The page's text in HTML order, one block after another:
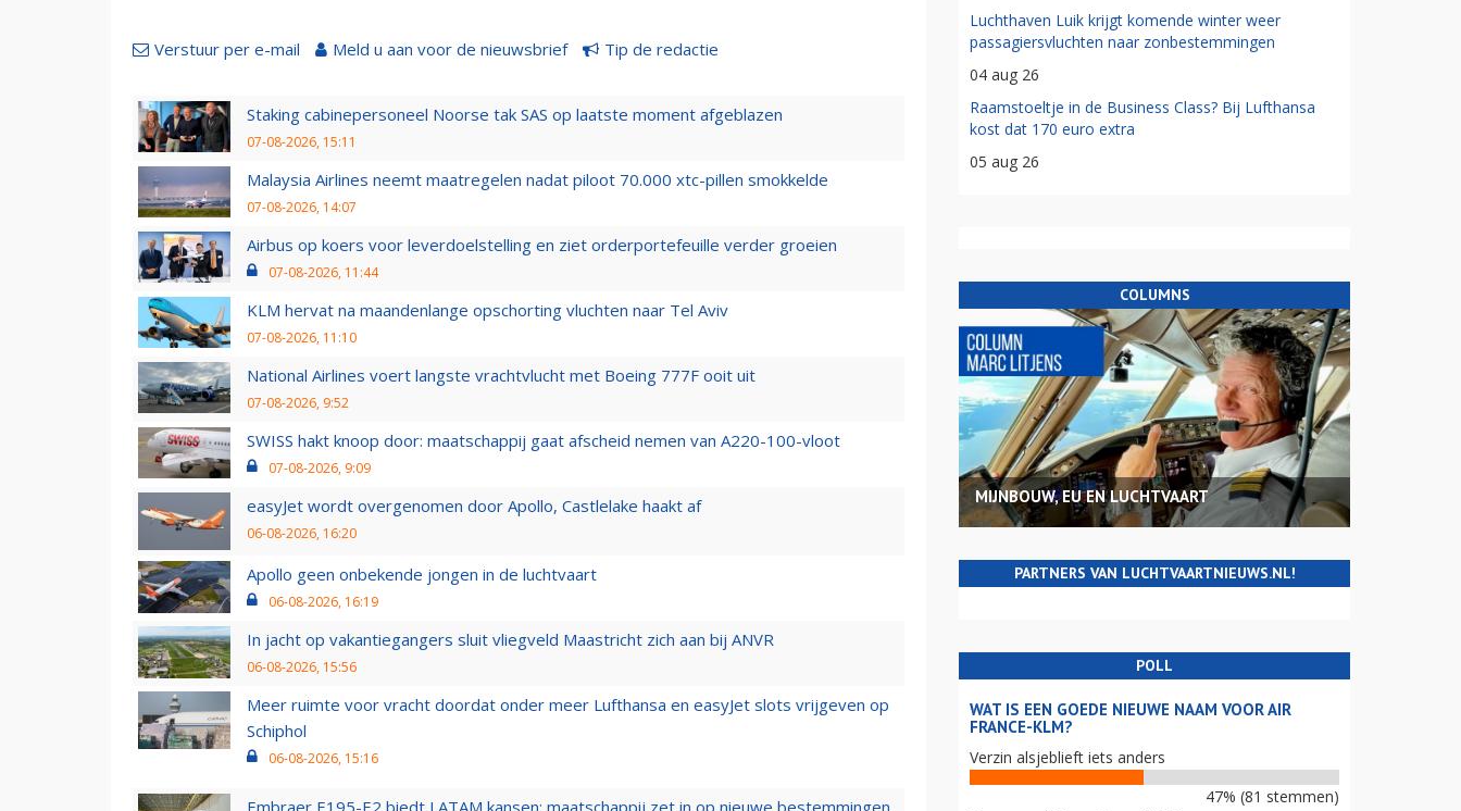
Verstuur per e-mail Meld u aan voor de nieuwsbrief Tip de redactie
Staking cabinepersoneel Noorse tak SAS op laatste moment afgeblazen
07-08-2026, 15:11
Malaysia Airlines neemt maatregelen nadat piloot 70.000 xtc-pillen smokkelde
07-08-2026, 14:07
Airbus op koers voor leverdoelstelling en ziet orderportefeuille verder groeien
07-08-2026, 11:44
KLM hervat na maandenlange opschorting vluchten naar Tel Aviv
07-08-2026, 11:10
National Airlines voert langste vrachtvlucht met Boeing 777F ooit uit
07-08-2026, 9:52
SWISS hakt knoop door: maatschappij gaat afscheid nemen van A220-100-vloot
07-08-2026, 9:09
easyJet wordt overgenomen door Apollo, Castlelake haakt af
06-08-2026, 16:20
Apollo geen onbekende jongen in de luchtvaart
06-08-2026, 16:19
In jacht op vakantiegangers sluit vliegveld Maastricht zich aan bij ANVR
06-08-2026, 15:56
Meer ruimte voor vracht doordat onder meer Lufthansa en easyJet slots vrijgeven op
Schiphol
06-08-2026, 15:16
Embraer E195-E2 biedt LATAM kansen: maatschappij zet in op nieuwe bestemmingen
Luchthaven Luik krijgt komende winter weer
passagiersvluchten naar zonbestemmingen
04 aug 26
Raamstoeltje in de Business Class? Bij Lufthansa
kost dat 170 euro extra
05 aug 26
COLUMNS
MIJNBOUW, EU EN LUCHTVAART
PARTNERS VAN LUCHTVAARTNIEUWS.NL!
POLL
WAT IS EEN GOEDE NIEUWE NAAM VOOR AIR
FRANCE-KLM?
Verzin alsjeblieft iets anders
47% (81 stemmen)